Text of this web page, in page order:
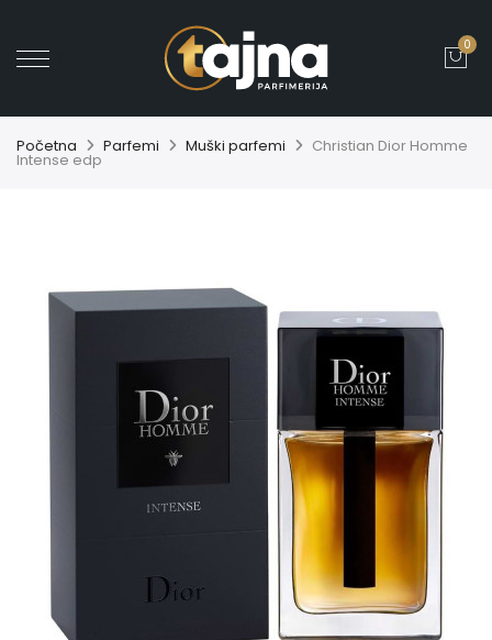
0
Početna Parfemi Muški parfemi Christian Dior Homme
Intense edp